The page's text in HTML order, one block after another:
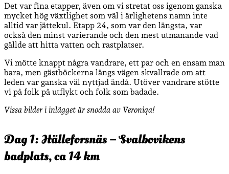
Det var fina etapper, även om vi stretat oss igenom ganska
mycket hög växtlighet som väl i ärlighetens namn inte
alltid var jättekul. Etapp 24, som var den längsta, var
också den minst varierande och den mest utmanande vad
gällde att hitta vatten och rastplatser.
Vi mötte knappt några vandrare, ett par och en ensam man
bara, men gästböckerna längs vägen skvallrade om att
leden var ganska väl nyttjad ändå. Utöver vandrare stötte
vi på folk på utflykt och folk som badade.
Vissa bilder i inlägget är snodda av Veroniqa!
Dag 1: Hälleforsnäs – Svalbovikens
badplats, ca 14 km